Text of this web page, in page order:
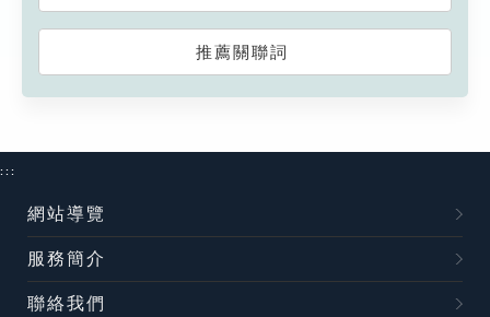
推薦關聯詞
:::
網站導覽
服務簡介
聯絡我們